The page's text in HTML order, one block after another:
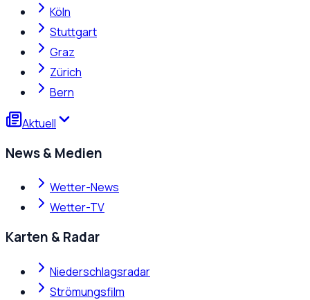
Köln
Stuttgart
Graz
Zürich
Bern
Aktuell
News & Medien
Wetter-News
Wetter-TV
Karten & Radar
Niederschlagsradar
Strömungsfilm